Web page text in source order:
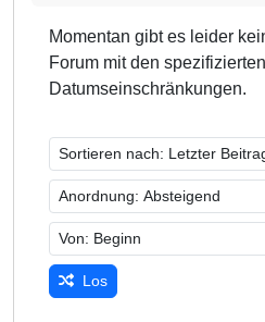
Momentan gibt es leider
Forum mit den
Datumseinschränkungen.
Los